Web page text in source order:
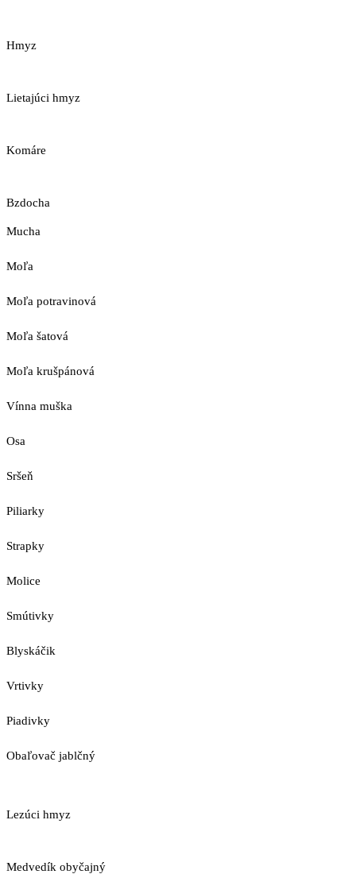
Hmyz
Lietajúci hmyz
Komáre
Bzdocha
Mucha
Moľa
Moľa potravinová
Moľa šatová
Moľa krušpánová
Vínna muška
Osa
Sršeň
Piliarky
Strapky
Molice
Smútivky
Blyskáčik
Vrtivky
Piadivky
Obaľovač jablčný
Lezúci hmyz
Medvedík obyčajný